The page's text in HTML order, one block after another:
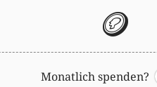
🪙
Monatlich spenden?
Switch